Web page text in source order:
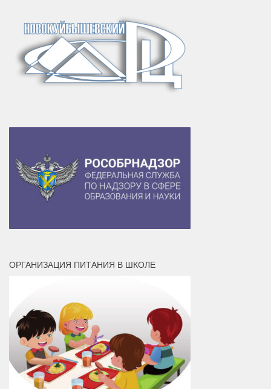
ОРГАНИЗАЦИЯ ПИТАНИЯ В ШКОЛЕ